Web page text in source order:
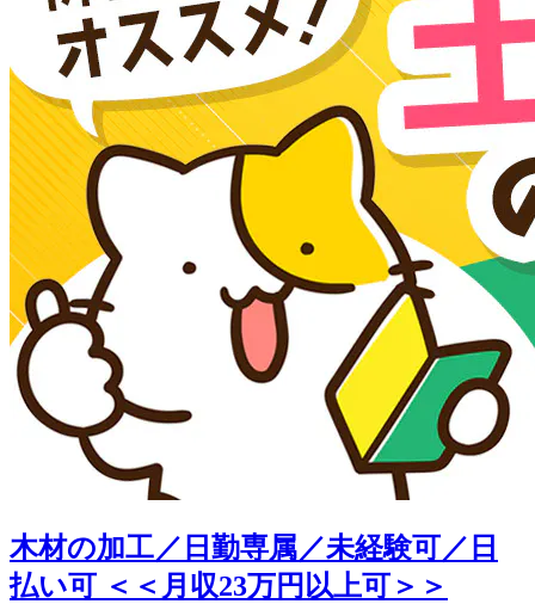
木材の加工／日勤専属／未経験可／日
払い可 ＜＜月収23万円以上可＞＞